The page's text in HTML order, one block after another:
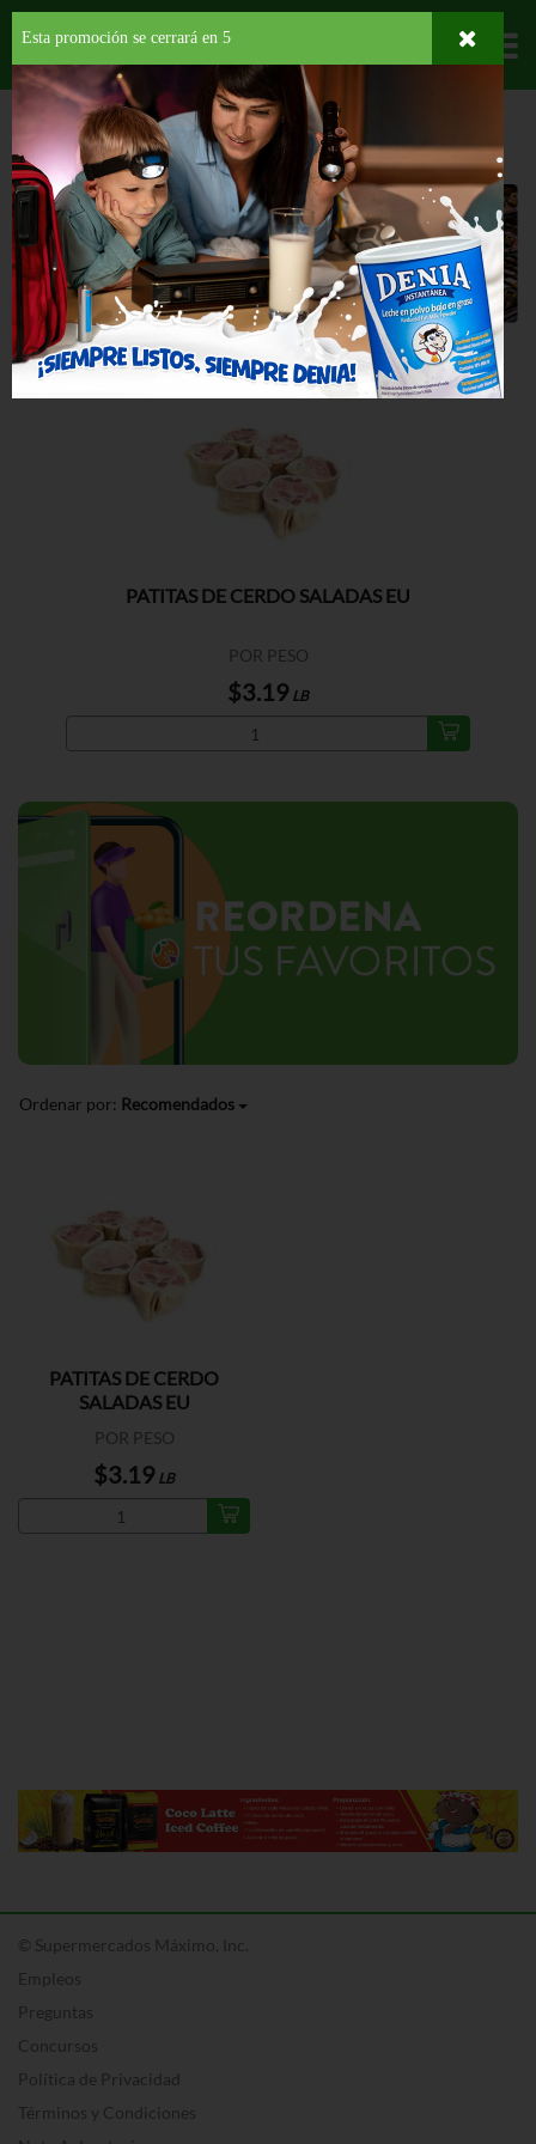
Departamentos
HOME CARNES Y MARISCOS CARNES PATITAS DE CERDO
Patitas de Cerdo
Back
PATITAS DE CERDO SALADAS EU
POR PESO
$3.19 LB
Ordenar por: Recomendados
PATITAS DE CERDO
SALADAS EU
POR PESO
$3.19 LB
© Supermercados Máximo, Inc.
Empleos
Preguntas
Concursos
Política de Privacidad
Términos y Condiciones
Esta promoción se cerrará en 4